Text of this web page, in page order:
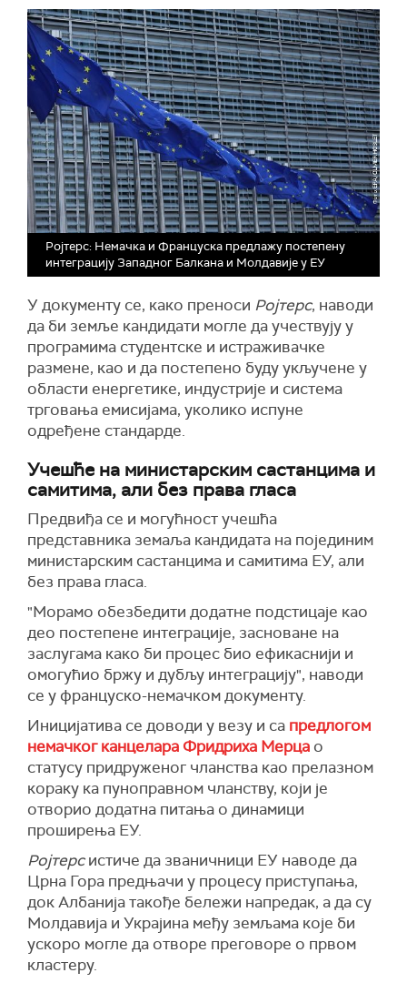
Ројтерс: Немачка и Француска предлажу постепену
интеграцију Западног Балкана и Молдавије у ЕУ
У документу се, како преноси Ројтерс, наводи
да би земље кандидати могле да учествују у
програмима студентске и истраживачке
размене, као и да постепено буду укључене у
области енергетике, индустрије и система
трговања емисијама, уколико испуне
одређене стандарде.
Учешће на министарским састанцима и
самитима, али без права гласа
Предвиђа се и могућност учешћа
представника земаља кандидата на појединим
министарским састанцима и самитима ЕУ, али
без права гласа.
"Морамо обезбедити додатне подстицаје као
део постепене интеграције, засноване на
заслугама како би процес био ефикаснији и
омогућио бржу и дубљу интеграцију", наводи
се у француско-немачком документу.
Иницијатива се доводи у везу и са предлогом
немачког канцелара Фридриха Мерца о
статусу придруженог чланства као прелазном
кораку ка пуноправном чланству, који је
отворио додатна питања о динамици
проширења ЕУ.
Ројтерсистиче да званичници ЕУ наводе да
Црна Гора предњачи у процесу приступања,
док Албанија такође бележи напредак, а да су
Молдавија и Украјина међу земљама које би
ускоро могле да отворе преговоре о првом
кластеру.